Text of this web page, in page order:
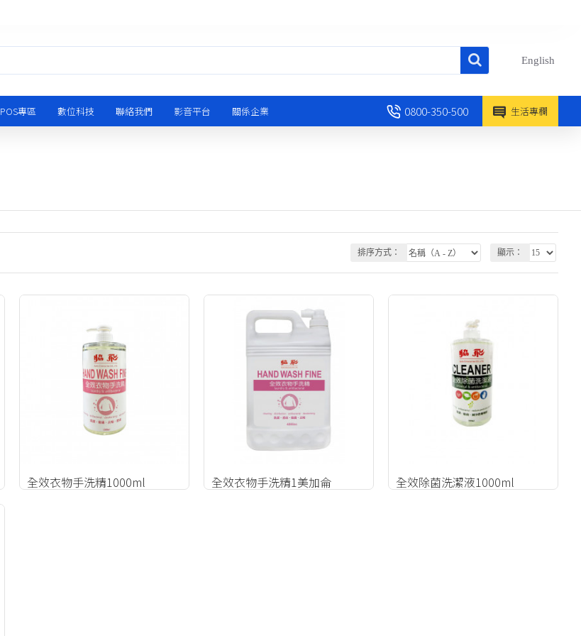
English
POS專區 數位科技 聯絡我們 影音平台 關係企業 0800-350-500 生活專欄
排序方式： 顯示：
全效衣物手洗精1000ml 全效衣物手洗精1美加侖 全效除菌洗潔液1000ml